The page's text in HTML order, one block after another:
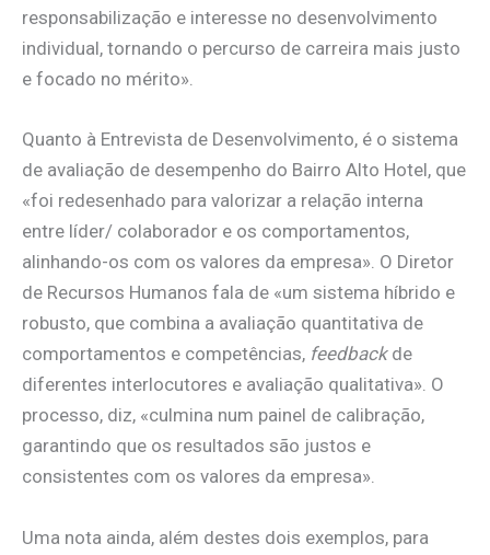
responsabilização e interesse no desenvolvimento
individual, tornando o percurso de carreira mais justo
e focado no mérito».
Quanto à Entrevista de Desenvolvimento, é o sistema
de avaliação de desempenho do Bairro Alto Hotel, que
«foi redesenhado para valorizar a relação interna
entre líder/ colaborador e os comportamentos,
alinhando-os com os valores da empresa». O Diretor
de Recursos Humanos fala de «um sistema híbrido e
robusto, que combina a avaliação quantitativa de
comportamentos e competências, feedback de
diferentes interlocutores e avaliação qualitativa». O
processo, diz, «culmina num painel de calibração,
garantindo que os resultados são justos e
consistentes com os valores da empresa».
Uma nota ainda, além destes dois exemplos, para